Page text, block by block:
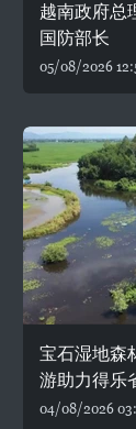
越南政府总
国防部长
05/08/2026
宝石湿地森
游助力得乐
04/08/2026